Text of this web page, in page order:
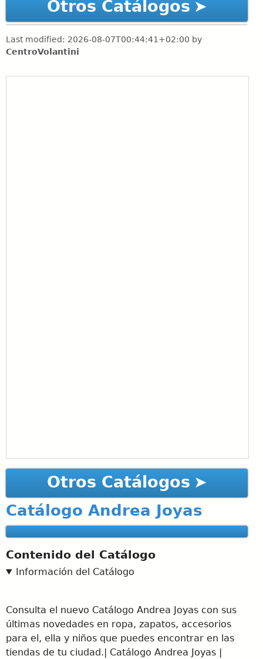
Otros Catálogos
Last modified: 2026-08-07T00:44:41+02:00 by
CentroVolantini
Otros Catálogos
Catálogo Andrea Joyas
Contenido del Catálogo
Información del Catálogo
Consulta el nuevo Catálogo Andrea Joyas con sus
últimas novedades en ropa, zapatos, accesorios
para el, ella y niños que puedes encontrar en las
tiendas de tu ciudad.| Catálogo Andrea Joyas |